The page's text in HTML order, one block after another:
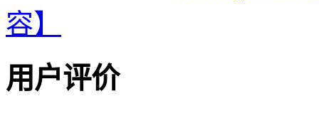
容】
用户评价